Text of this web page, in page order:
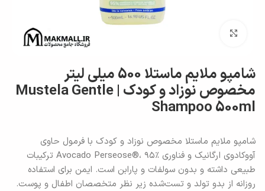
شامپو ملایم ماستلا 500 میلی لیتر
مخصوص نوزاد و کودک | Mustela Gentle
Shampoo 500ml
شامپو ملایم ماستلا مخصوص نوزاد و کودک با فرمول حاوی
آووکادوی ارگانیک و فناوری Avocado Perseose®، ۹۵٪ ترکیبات
طبیعی داشته و بدون سولفات و پارابن است. ایمن برای استفاده
روزانه از بدو تولد و تست‌شده زیر نظر متخصصان اطفال و پوست.